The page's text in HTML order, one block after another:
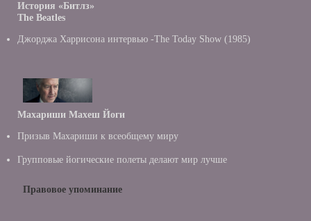
История «Битлз»
The Beatles
Джорджа Харрисона интервью -Тhe Today Show (1985)
Махариши Махеш Йоги
Призыв Махариши к всеобщему миру
Групповые йогические полеты делают мир лучше
Правовое упоминание